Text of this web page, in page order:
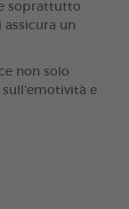
soprattutto
un
non solo
sull'emotività e